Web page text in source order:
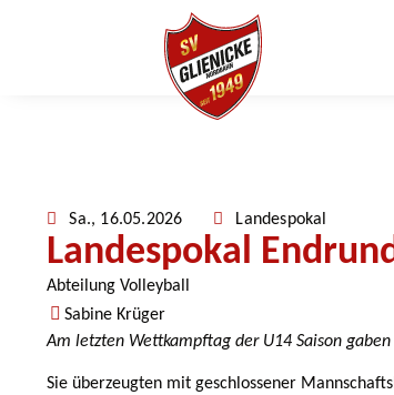
Sa., 16.05.2026 Landespokal
Landespokal
Abteilung Volleyball
Sabine Krüger
Am letzten Wettkampftag der U14 Saison
Sie überzeugten mit geschlossener